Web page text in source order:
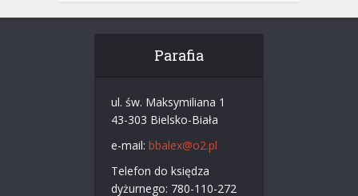
Parafia
ul. św. Maksymiliana 1
43-303 Bielsko-Biała
e-mail: bbalex@o2.pl
Telefon do księdza
dyżurnego: 780-110-272